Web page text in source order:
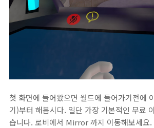
첫 화면에 들어왔으면 월드에 들어가기전에
기)부터 해봅시다. 일단 가장 기본적인 무료
습니다. 로비에서 Mirror 까지 이동해보세요.